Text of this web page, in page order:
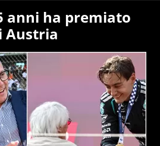
anni ha premiato
Austria